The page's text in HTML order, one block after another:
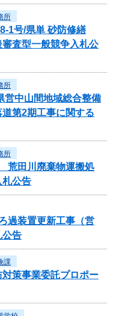
所
1号/県単 砂防修繕
審査型一般競争入札公
所
営中山間地域総合整備
第2期工事に関する
所
田川廃棄物運搬処
札公告
過装置更新工事（営
公告
課
策事業委託プロポー